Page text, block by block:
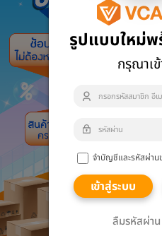
รูปแบบใหม่พ
กรุณาเ
จำบัญชีและรหัสผ่าน
เข้าสู่ระบบ
ลืมรหัสผ่าน